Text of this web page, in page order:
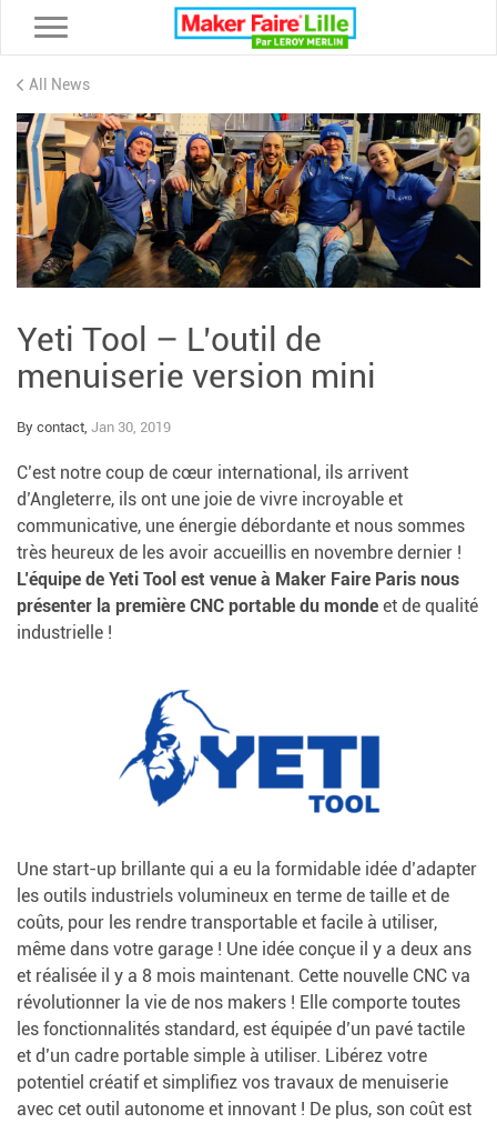
Toggle navigation
All News
Yeti Tool – L’outil de
menuiserie version mini
By contact, Jan 30, 2019
C’est notre coup de cœur international, ils arrivent
d’Angleterre, ils ont une joie de vivre incroyable et
communicative, une énergie débordante et nous sommes
très heureux de les avoir accueillis en novembre dernier !
L’équipe de Yeti Tool est venue à Maker Faire Paris nous
présenter la première CNC portable du monde et de qualité
industrielle !
Une start-up brillante qui a eu la formidable idée d’adapter
les outils industriels volumineux en terme de taille et de
coûts, pour les rendre transportable et facile à utiliser,
même dans votre garage ! Une idée conçue il y a deux ans
et réalisée il y a 8 mois maintenant. Cette nouvelle CNC va
révolutionner la vie de nos makers ! Elle comporte toutes
les fonctionnalités standard, est équipée d’un pavé tactile
et d’un cadre portable simple à utiliser. Libérez votre
potentiel créatif et simplifiez vos travaux de menuiserie
avec cet outil autonome et innovant ! De plus, son coût est